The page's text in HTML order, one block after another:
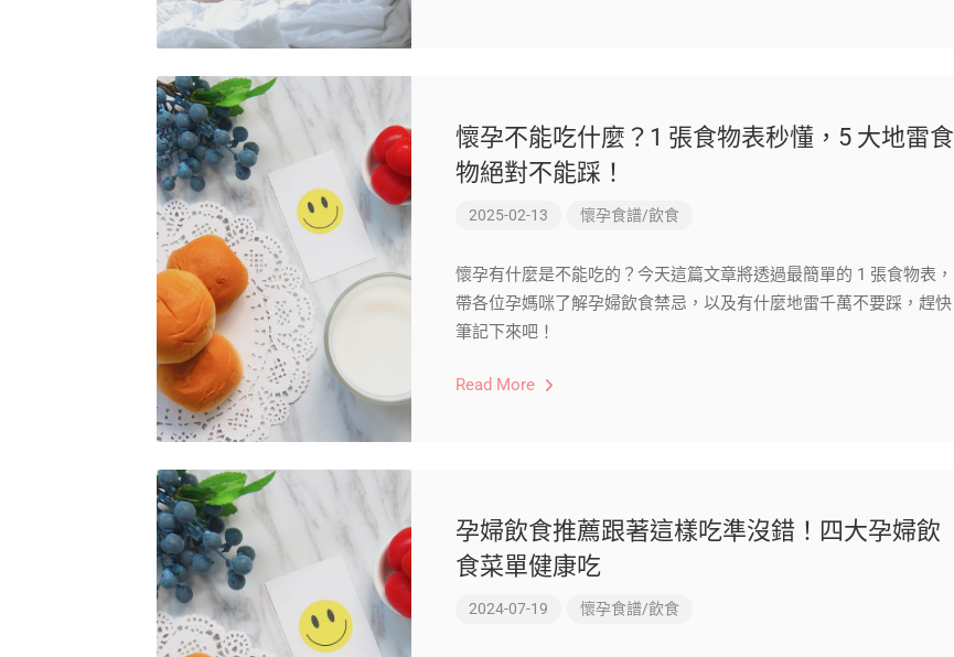
懷孕不能吃什麼？1 張食物表秒懂，5 大地雷食
物絕對不能踩！
2025-02-13 懷孕食譜/飲食
懷孕有什麼是不能吃的？今天這篇文章將透過最簡單的 1 張食物表，
帶各位孕媽咪了解孕婦飲食禁忌，以及有什麼地雷千萬不要踩，趕快
筆記下來吧！
Read More
孕婦飲食推薦跟著這樣吃準沒錯！四大孕婦飲
食菜單健康吃
2024-07-19 懷孕食譜/飲食